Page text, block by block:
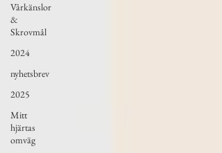
Vårkänslor
&
Skrovmål
2024
nyhetsbrev
2025
Mitt
hjärtas
omväg